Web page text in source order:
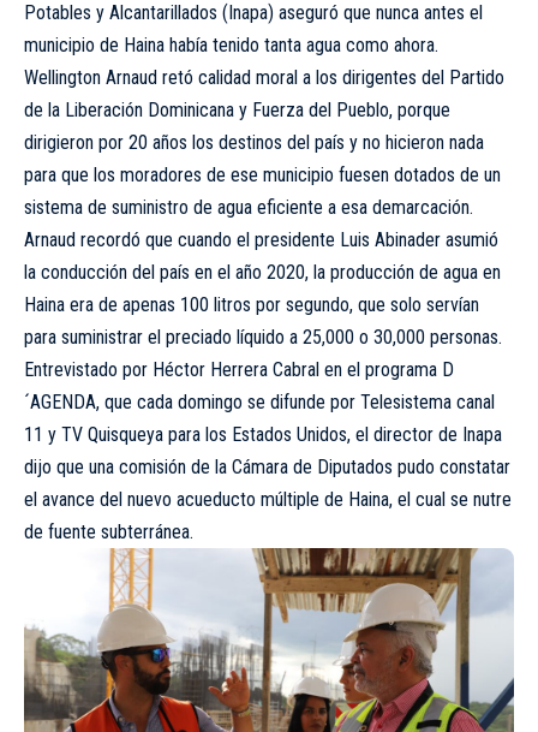
Potables y Alcantarillados (Inapa) aseguró que nunca antes el
municipio de Haina había tenido tanta agua como ahora.
Wellington Arnaud retó calidad moral a los dirigentes del Partido
de la Liberación Dominicana y Fuerza del Pueblo, porque
dirigieron por 20 años los destinos del país y no hicieron nada
para que los moradores de ese municipio fuesen dotados de un
sistema de suministro de agua eficiente a esa demarcación.
Arnaud recordó que cuando el presidente Luis Abinader asumió
la conducción del país en el año 2020, la producción de agua en
Haina era de apenas 100 litros por segundo, que solo servían
para suministrar el preciado líquido a 25,000 o 30,000 personas.
Entrevistado por Héctor Herrera Cabral en el programa D
´AGENDA, que cada domingo se difunde por Telesistema canal
11 y TV Quisqueya para los Estados Unidos, el director de Inapa
dijo que una comisión de la Cámara de Diputados pudo constatar
el avance del nuevo acueducto múltiple de Haina, el cual se nutre
de fuente subterránea.